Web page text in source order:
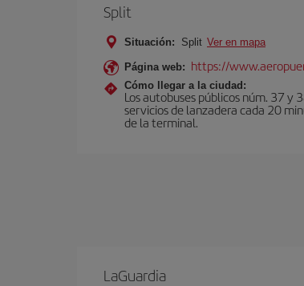
Split
Situación: Split Ver en mapa
Página web: https://
Cómo llegar a la ciudad:
Los autobuses públicos núm. 37 y
servicios de lanzadera cada 20
de la terminal.
LaGuardia